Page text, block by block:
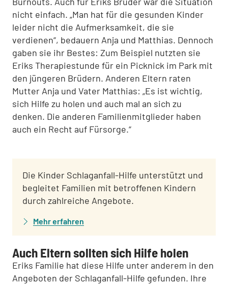
nicht einfach. „Man hat für die gesunden Kinder
leider nicht die Aufmerksamkeit, die sie
verdienen“, bedauern Anja und Matthias. Dennoch
gaben sie ihr Bestes: Zum Beispiel nutzten sie
Eriks Therapiestunde für ein Picknick im Park mit
den jüngeren Brüdern. Anderen Eltern raten
Mutter Anja und Vater Matthias: „Es ist wichtig,
sich Hilfe zu holen und auch mal an sich zu
denken. Die anderen Familienmitglieder haben
auch ein Recht auf Fürsorge.“
Die Kinder Schlaganfall-Hilfe unterstützt und
begleitet Familien mit betroffenen Kindern
durch zahlreiche Angebote.
Mehr erfahren
Auch Eltern sollten sich Hilfe holen
Eriks Familie hat diese Hilfe unter anderem in den
Angeboten der Schlaganfall-Hilfe gefunden. Ihre